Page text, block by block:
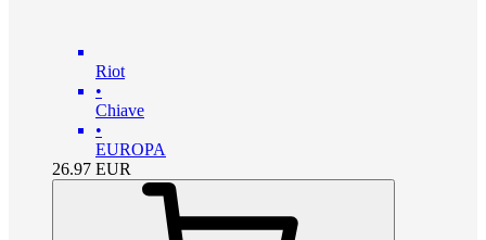
Riot
•
Chiave
•
EUROPA
26.97 EUR